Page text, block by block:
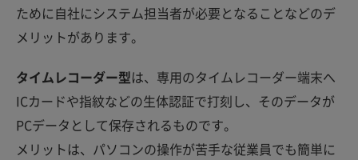
ために自社にシステム担当者が必要となることなどのデ
メリットがあります。
タイムレコーダー型は、専用のタイムレコーダー端末へ
ICカードや指紋などの生体認証で打刻し、そのデータが
PCデータとして保存されるものです。
メリットは、パソコンの操作が苦手な従業員でも簡単に